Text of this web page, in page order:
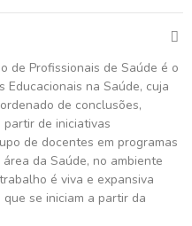
de Profissionais de Saúde é o
Educacionais na Saúde, cuja
de conclusões,
partir de iniciativas
de docentes em programas
da Saúde, no ambiente
é viva e expansiva
se iniciam a partir da